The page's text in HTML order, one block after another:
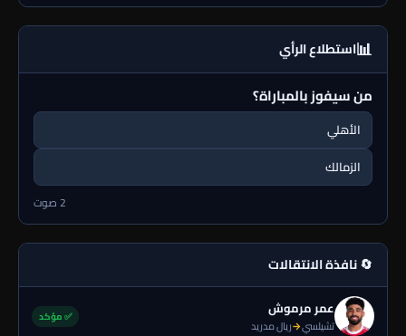
📊استطلاع الرأي
من سيفوز بالمباراة؟
الأهلي
الزمالك
2 صوت
🔄 نافذة الانتقالات
عمر مرموش
تشيلسي→ريال مدريد
✅ مؤكد